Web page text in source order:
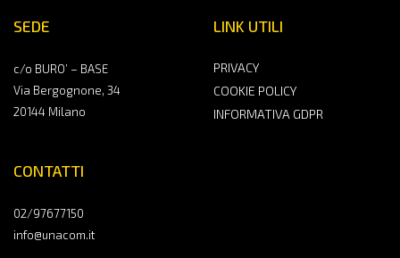
SEDE
c/o BURO’ – BASE
Via Bergognone, 34
20144 Milano
CONTATTI
02/97677150
info@unacom.it
LINK UTILI
PRIVACY
COOKIE POLICY
INFORMATIVA GDPR